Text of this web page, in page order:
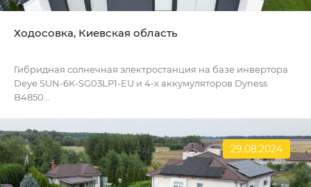
Ходосовка, Киевская область
Гибридная солнечная электростанция на базе инвертора
Deye SUN-6K-SG03LP1-EU и 4-х аккумуляторов Dyness
B4850...
29.08.2024